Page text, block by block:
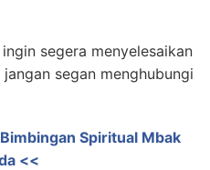
segera menyelesaikan
segan menghubungi
Spiritual Mbak
<<